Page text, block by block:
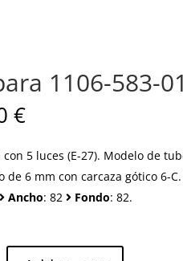
1106-583-01
€
con 5 luces (E-27). Modelo de
de 6 mm con carcaza gótico 6-
Ancho: 82 Fondo: 82.